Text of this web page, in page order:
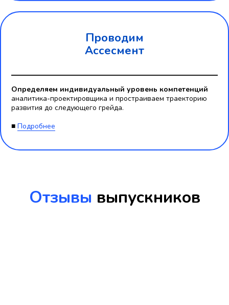
Проводим
Ассесмент
Определяем индивидуальный уровень компетенций
аналитика-проектировщика и простраиваем траекторию
развития до следующего грейда.
■ Подробнее
Отзывы выпускников